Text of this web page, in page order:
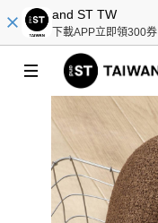
and ST TW
下載APP立即領300券